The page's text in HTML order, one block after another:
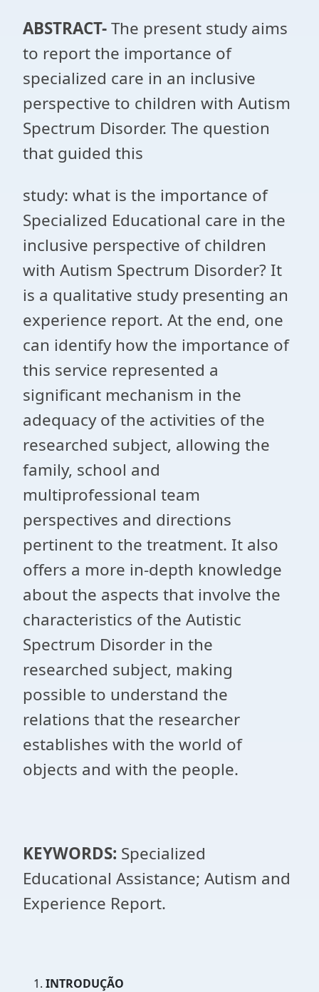
ABSTRACT-The present study aims
to report the importance of
specialized care in an inclusive
perspective to children with Autism
Spectrum Disorder. The question
that guided this
study: what is the importance of
Specialized Educational care in the
inclusive perspective of children
with Autism Spectrum Disorder? It
is a qualitative study presenting an
experience report. At the end, one
can identify how the importance of
this service represented a
significant mechanism in the
adequacy of the activities of the
researched subject, allowing the
family, school and
multiprofessional team
perspectives and directions
pertinent to the treatment. It also
offers a more in-depth knowledge
about the aspects that involve the
characteristics of the Autistic
Spectrum Disorder in the
researched subject, making
possible to understand the
relations that the researcher
establishes with the world of
objects and with the people.
KEYWORDS: Specialized
Educational Assistance; Autism and
Experience Report.
INTRODUÇÃO